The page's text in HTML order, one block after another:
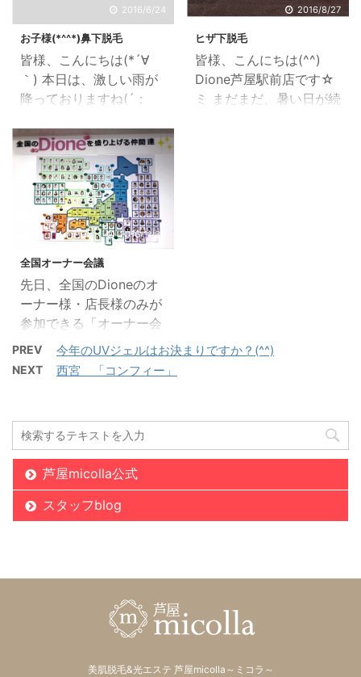
(*‘ω‘ *) VIOを、ご自身で
自己処理などをされるの
が怖いとおっしゃる方が
多くおられますが 安心し
て下さい(*^^*)♡ スタッ
フが丁寧に、シェービン
グから施術させて頂きま
す(^O^) Dione芦屋駅前
店のお客様も 「VIO脱毛
をスタートして毛が少な
くなってきて楽になって
き ...
ステギフトやハーブティ
ーなどをご用意させて頂
いております♪ ☆エステ
ギフト内容☆ A. 全身キ
ラキラ60分脱毛（1回）
通常33000円⇨10000円
2016/6/24
お子様(*^^*)鼻下脱毛
皆様、こんにちは(*´∀
｀) 本日は、激しい雨が
降っておりますね(´；
にお越し頂き誠にありが
とうございますm(_ _)m
本日は、スタッフ3名で
皆様のご来店を元気にお
待ちしております＼
(^o^)／ ところで、 最
近お子様脱毛のお客様に
人気の脱毛がございます
(*^_^*) それは
「鼻下
脱毛」です(*^^*) 現在、
ワキ脱毛や全身脱毛で通
われているお子様脱毛の
お客様が追加で「鼻下脱
この子鼻下だけが気にな
る ...
2016/8/27
ヒザ下脱毛
皆様、こんにちは(^^)
Dione芦屋駅前店です☆
ミ まだまだ、暑い日が続
持って夏服を楽しめます
み） ※お子様は、体験
料金 ...
2016/11/20
全国オーナー会議
先日、全国のDioneのオ
ーナー様・店長様のみが
参加できる「オーナー会
議」がありました(*´ω｀
*) Dione芦屋駅前店のお
客様に今まで以上に ご満
うにたくさんお勉強をし
てきました＼(^o^)／ ど
のサロンのオーナー様・
店長様も 大切なお客様の
事を第一に！！素晴らし
いお話がたくさん聞け、
らに上げてサロンに帰っ
も、Dione芦屋駅前店に
通われているお客様、お
ッフ一同努力して参りま
PREV 今年のUVジェルはお決まりですか？(^^)
NEXT 西宮 「コンフィー」
芦屋micolla公式
スタッフblog
美肌脱毛&光エステ 芦屋micolla～ミコラ～